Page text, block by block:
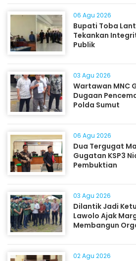
06 Agu 2026
Bupati Toba
Tekankan
Publik
03 Agu 2026
Wartawan MNC
Dugaan
Polda Sumut
06 Agu 2026
Dua Tergugat
Gugatan KSP3
Pembuktian
03 Agu 2026
Dilantik Jadi
Lawolo Ajak
Membangun
02 Agu 2026